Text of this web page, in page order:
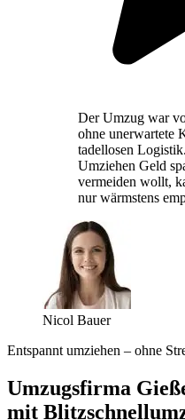
Der Umzug war
ohne unerwartete
tadellosen
Umziehen Geld
vermeiden wollt,
nur wärmstens
Nicol Bauer
Entspannt umziehen – ohne
Umzugsfirma
mit